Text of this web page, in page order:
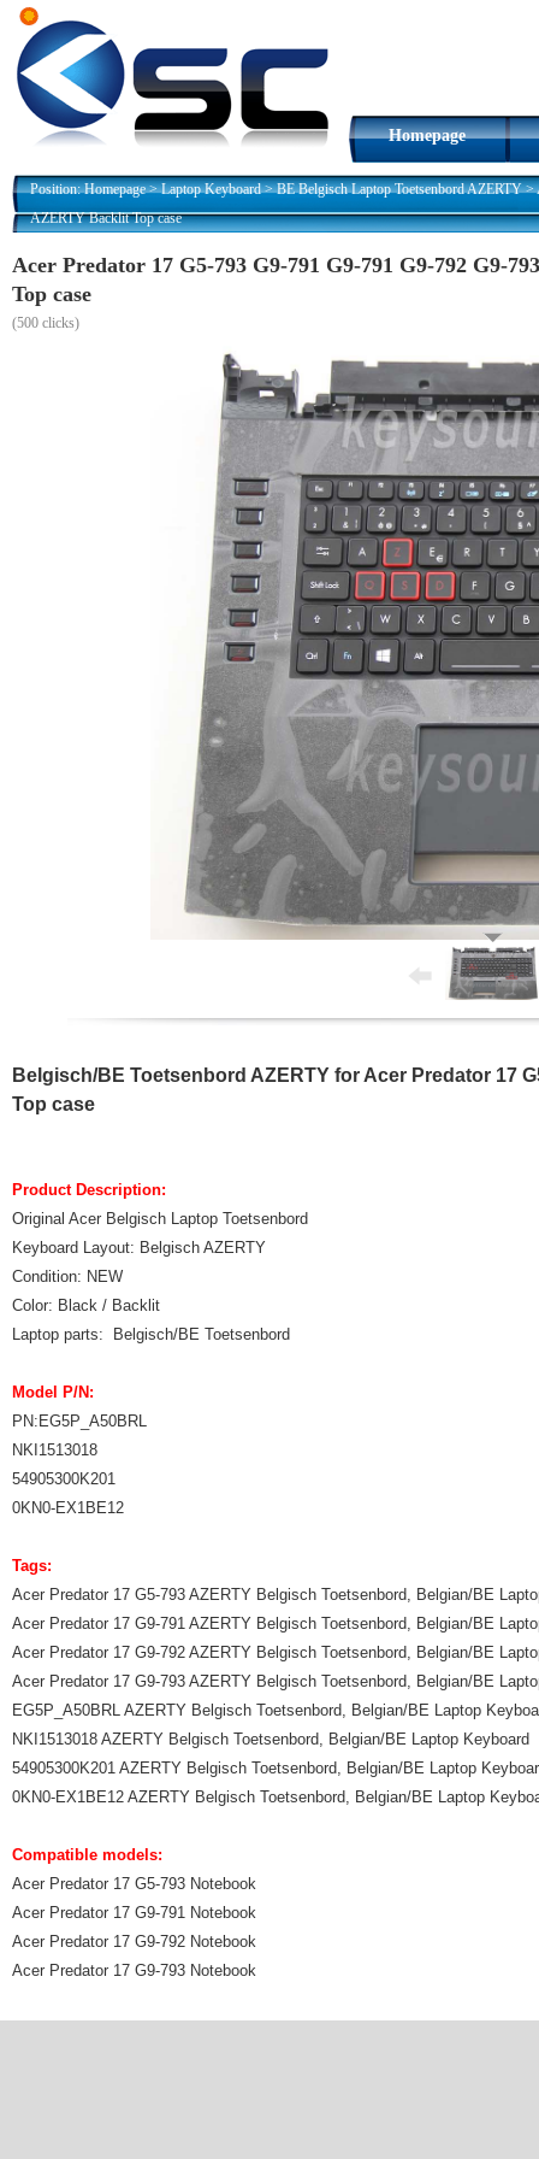
Homepage
Position:Homepage>Laptop Keyboard>BE Belgisch Laptop Toetsenbord AZERTY>
AZERTY Backlit Top case
Acer Predator 17 G5-793 G9-791 G9-791 G9-792 G9-
Top case
(500 clicks)
Belgisch/BE Toetsenbord AZERTY for Acer Predator 17
Top case
Product Description:
Original Acer Belgisch Laptop Toetsenbord
Keyboard Layout: Belgisch AZERTY
Condition: NEW
Color: Black / Backlit
Laptop parts: Belgisch/BE Toetsenbord
Model P/N:
PN:EG5P_A50BRL
NKI1513018
54905300K201
0KN0-EX1BE12
Tags:
Acer Predator 17 G5-793 AZERTY Belgisch Toetsenbord, Belgian/BE
Acer Predator 17 G9-791 AZERTY Belgisch Toetsenbord, Belgian/BE
Acer Predator 17 G9-792 AZERTY Belgisch Toetsenbord, Belgian/BE
Acer Predator 17 G9-793 AZERTY Belgisch Toetsenbord, Belgian/BE
EG5P_A50BRL AZERTY Belgisch Toetsenbord, Belgian/BE Laptop
NKI1513018 AZERTY Belgisch Toetsenbord, Belgian/BE Laptop Keyboard
54905300K201 AZERTY Belgisch Toetsenbord, Belgian/BE Laptop
0KN0-EX1BE12 AZERTY Belgisch Toetsenbord, Belgian/BE Laptop
Compatible models:
Acer Predator 17 G5-793 Notebook
Acer Predator 17 G9-791 Notebook
Acer Predator 17 G9-792 Notebook
Acer Predator 17 G9-793 Notebook